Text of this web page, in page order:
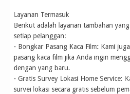
Layanan Termasuk
Berikut adalah layanan tambahan
setiap pelanggan:
- Bongkar Pasang Kaca Film: Kami
pasang kaca film jika Anda ingin
dengan yang baru.
- Gratis Survey Lokasi Home Service:
survei lokasi secara gratis sebelum